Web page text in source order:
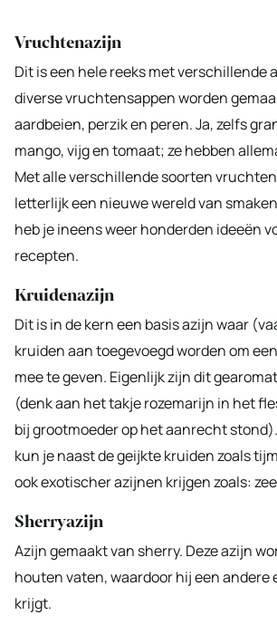
Vruchtenazijn
Dit is een hele reeks met verschillende
diverse vruchtensappen worden
aardbeien, perzik en peren. Ja, zelfs
mango, vijg en tomaat; ze hebben
Met alle verschillende soorten
letterlijk een nieuwe wereld van
heb je ineens weer honderden ideeën
recepten.
Kruidenazijn
Dit is in de kern een basis azijn waar
kruiden aan toegevoegd worden om
mee te geven. Eigenlijk zijn dit
(denk aan het takje rozemarijn in het
bij grootmoeder op het aanrecht
kun je naast de geijkte kruiden zoals
ook exotischer azijnen krijgen zoals:
Sherryazijn
Azijn gemaakt van sherry. Deze azijn
houten vaten, waardoor hij een andere
krijgt.